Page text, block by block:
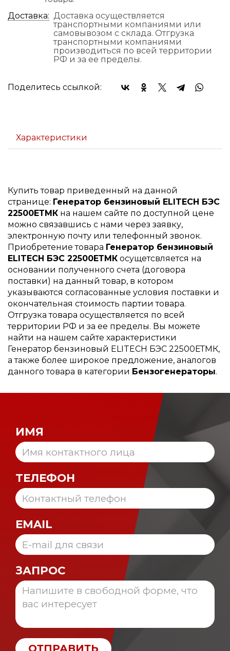
Доставка: Доставка осуществляется
транспортными компаниями или
самовывозом с склада. Отгрузка
транспортными компаниями
производиться по всей территории
РФ и за ее пределы.
Поделитесь ссылкой:
Характеристики
Купить товар приведенный на данной
странице: Генератор бензиновый ELITECH БЭС
22500ЕТМК на нашем сайте по доступной цене
можно связавшись с нами через заявку,
электронную почту или телефонный звонок.
Приобретение товара Генератор бензиновый
ELITECH БЭС 22500ЕТМК осущетсвляется на
основании полученного счета (договора
поставки) на данный товар, в котором
указываются согласованные условия поставки и
окончательная стоимость партии товара.
Отгрузка товара осуществляется по всей
территории РФ и за ее пределы. Вы можете
найти на нашем сайте характеристики
Генератор бензиновый ELITECH БЭС 22500ЕТМК,
а также более широкое предложение, аналогов
данного товара в категории Бензогенераторы.
ИМЯ
ТЕЛЕФОН
EMAIL
ЗАПРОС
ОТПРАВИТЬ